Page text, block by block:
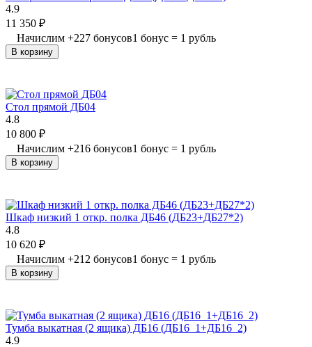
4.9
11 350 ₽
Начислим +227 бонусов1 бонус = 1 рубль
В корзину
Стол прямой ДБ04
4.8
10 800 ₽
Начислим +216 бонусов1 бонус = 1 рубль
В корзину
Шкаф низкий 1 откр. полка ДБ46 (ДБ23+ДБ27*2)
4.8
10 620 ₽
Начислим +212 бонусов1 бонус = 1 рубль
В корзину
Тумба выкатная (2 ящика) ДБ16 (ДБ16_1+ДБ16_2)
4.9